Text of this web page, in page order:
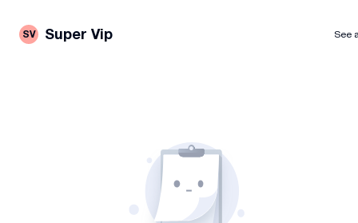
SV Super Vip See